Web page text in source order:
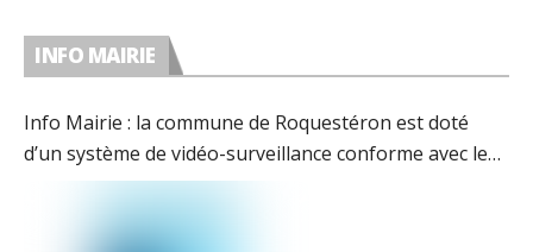
INFO MAIRIE
Info Mairie : la commune de Roquestéron est doté
d’un système de vidéo-surveillance conforme avec les
préconisations de la CNIL.